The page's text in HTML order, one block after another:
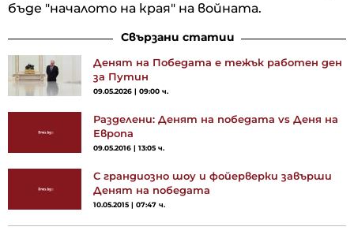
бъде "началото на края" на войната.
Свързани статии
Денят на Победата е тежък работен ден
за Путин
09.05.2026 | 09:00 ч.
Разделени: Денят на победата vs Деня на
Европа
09.05.2016 | 13:05 ч.
С грандиозно шоу и фойерверки завърши
Денят на победата
10.05.2015 | 07:47 ч.